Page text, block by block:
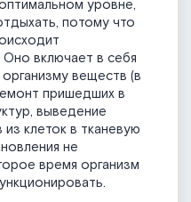
уровне,
потому что
Оно включает в себя
веществ (в
пришедших в
выведение
клеток в тканевую
не
время организм